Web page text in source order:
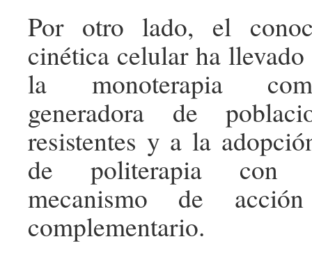
Por otro lado, el
cinética celular ha
la monoterapia
generadora de
resistentes y a la
de politerapia con
mecanismo de
complementario.